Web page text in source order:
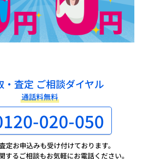
・査定 ご相談ダイヤル
通話料無料
020-050
定お申込みも受け付けております。
するご相談もお気軽にお電話ください。